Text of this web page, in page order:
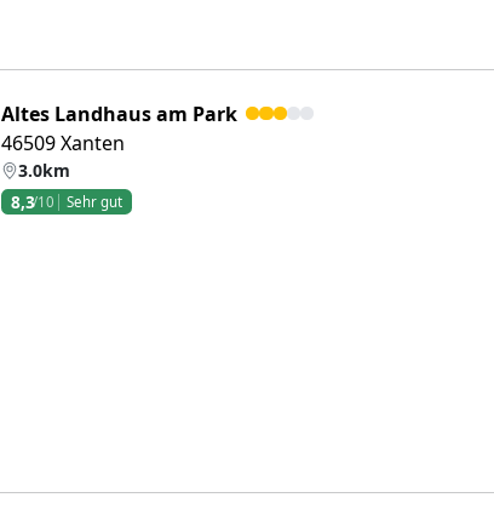
Altes Landhaus am Park
46509 Xanten
3.0km
8,3/10 Sehr gut